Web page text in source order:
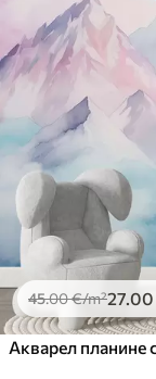
45.00€/m²27.00